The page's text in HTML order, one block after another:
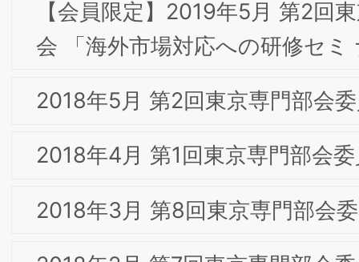
町1-8-5 KKビル3F
Web site:https://www.brand-si.com/